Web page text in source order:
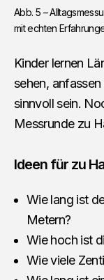
Abb. 5 –
mit echten
Kinder lernen
sehen,
sinnvoll sein.
Messrunde zu
Ideen für zu
Wie lang ist
Metern?
Wie hoch ist
Wie viele